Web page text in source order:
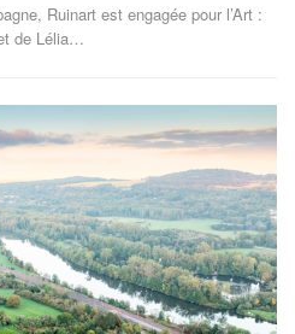
Ruinart est engagée pour l’Art :
de Lélia…